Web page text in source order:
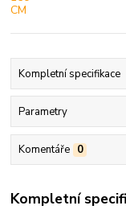
Kompletní specifikace
Parametry
Komentáře 0
Kompletní